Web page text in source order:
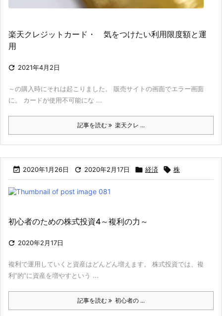
楽天クレジットカード・ 気をつけたい利用限度額と運
用
 2021年4月2日
～の購入時にそれは起こりました。 販売サイトの画面でエラー画面
に。 カードが使用不可能にな ...
記事を読む 楽天クレ ...
 2020年1月26日  2020年2月17日  経済  株
初心者のための株式投資4～複利の力～
 2020年2月17日
複利で運用していくと資産はどんどん増えます。 株式投資では、複
利”的”に資産を増やすという ...
記事を読む 初心者の ...